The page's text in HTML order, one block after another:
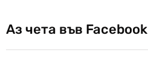
Аз чета във Facebook